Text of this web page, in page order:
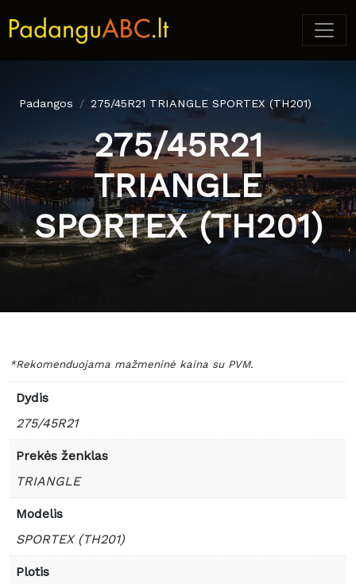
Padangos 275/45R21 TRIANGLE SPORTEX (TH201)
275/45R21
TRIANGLE
SPORTEX (TH201)
*Rekomenduojama mažmeninė kaina su PVM.
Dydis
275/45R21
Prekės ženklas
TRIANGLE
Modelis
SPORTEX (TH201)
Plotis